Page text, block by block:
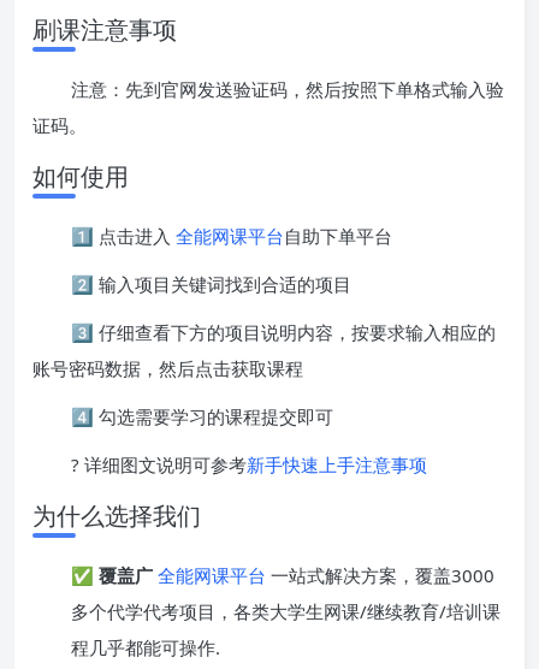
刷课注意事项
注意：先到官网发送验证码，然后按照下单格式输入验
证码。
如何使用
1️⃣ 点击进入 全能网课平台自助下单平台
2️⃣ 输入项目关键词找到合适的项目
3️⃣ 仔细查看下方的项目说明内容，按要求输入相应的
账号密码数据，然后点击获取课程
4️⃣ 勾选需要学习的课程提交即可
? 详细图文说明可参考新手快速上手注意事项
为什么选择我们
✅ 覆盖广 全能网课平台 一站式解决方案，覆盖3000
多个代学代考项目，各类大学生网课/继续教育/培训课
程几乎都能可操作.